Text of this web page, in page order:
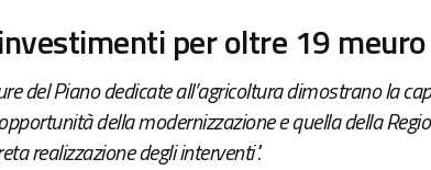
per oltre 19 meuro
del Piano dedicate all’agricoltura dimostrano la
della modernizzazione e quella della
realizzazione degli interventi".